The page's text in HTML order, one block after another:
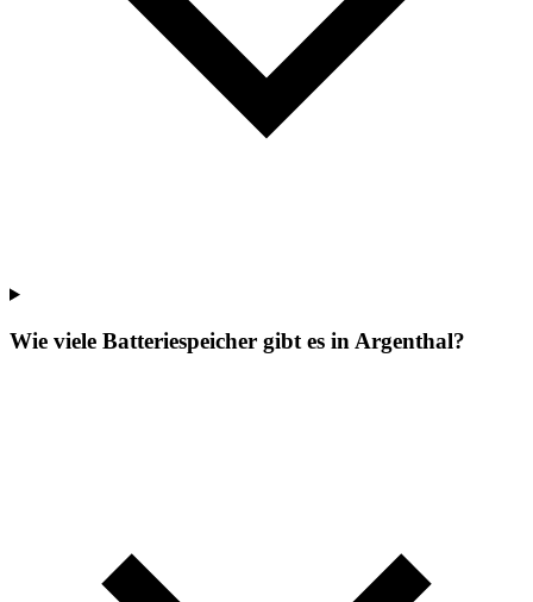
Wie viele Batteriespeicher gibt es in Argenthal?